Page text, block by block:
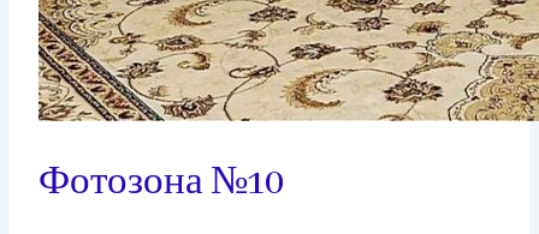
Фотозона №10